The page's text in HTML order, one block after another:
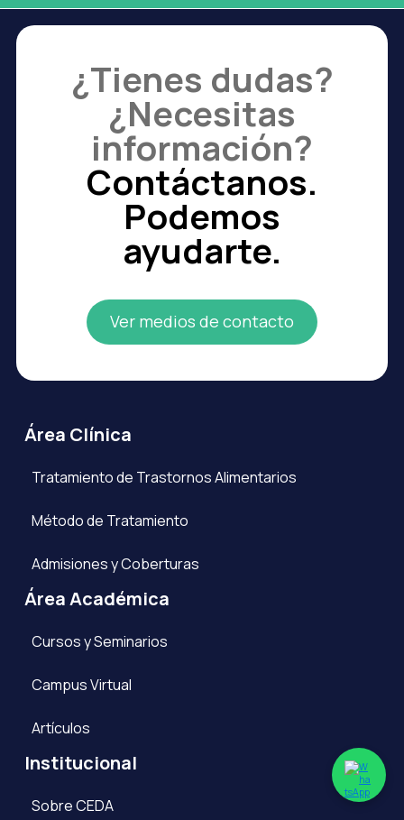
¿Tienes dudas?
¿Necesitas
información?
Contáctanos.
Podemos
ayudarte.
Ver medios de contacto
Área Clínica
Tratamiento de Trastornos Alimentarios
Método de Tratamiento
Admisiones y Coberturas
Área Académica
Cursos y Seminarios
Campus Virtual
Artículos
Institucional
Sobre CEDA